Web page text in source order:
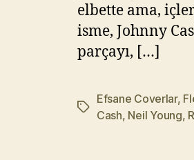
elbette ama,
isme, Johnny
parçayı, […]
Etiketler
Efsane Coverlar,
Cash, Neil Young,